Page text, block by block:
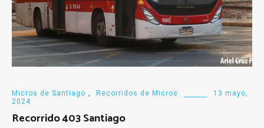
Micros de Santiago , Recorridos de Micros
13 mayo,
2024
Recorrido 403 Santiago